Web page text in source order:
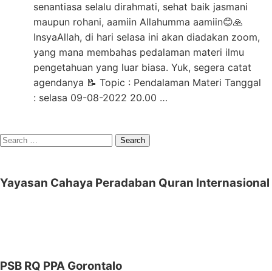
senantiasa selalu dirahmati, sehat baik jasmani
maupun rohani, aamiin Allahumma aamiin😊🙏
InsyaAllah, di hari selasa ini akan diadakan zoom,
yang mana membahas pedalaman materi ilmu
pengetahuan yang luar biasa. Yuk, segera catat
agendanya 📝 Topic : Pendalaman Materi Tanggal
: selasa 09-08-2022 20.00 …
Search
Yayasan Cahaya Peradaban Quran Internasional
PSB RQ PPA Gorontalo